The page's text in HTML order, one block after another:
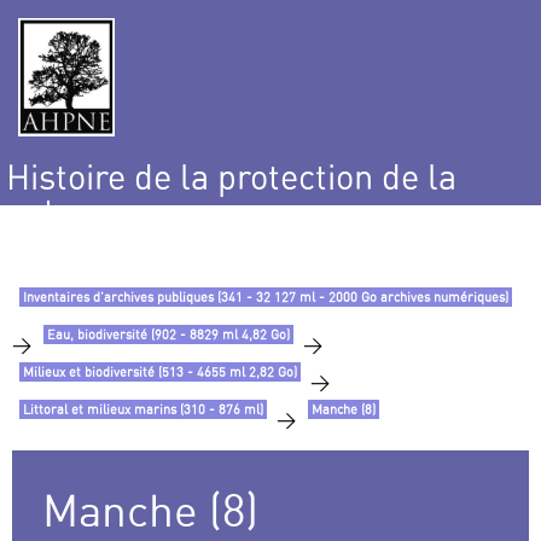
Histoire de la protection de la
nature
Inventaires d’archives publiques (341 - 32 127 ml - 2000 Go archives numériques)
> Eau, biodiversité (902 - 8829 ml 4,82 Go) >
Milieux et biodiversité (513 - 4655 ml 2,82 Go) >
Littoral et milieux marins (310 - 876 ml) > Manche (8)
Manche (8)